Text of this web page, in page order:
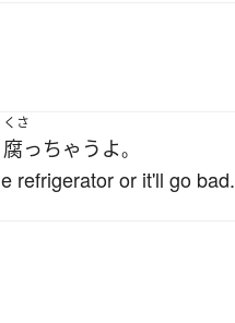
くさ
腐っちゃう よ。
refrigerator or it'll go bad.